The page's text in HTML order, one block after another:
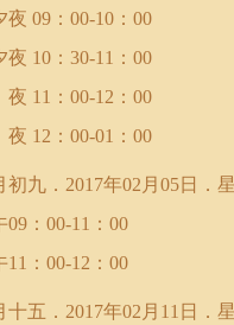
夜 09 ： 00-10 ： 00
夜 10 ： 30-11 ： 00
11 ： 00-12 ： 00
12 ： 00-01 ： 00
初九． 2017年02 月05日 ．
09 ： 00-11 ： 00
11 ： 00-12 ： 00
十五． 2017年02 月 11 日 ．